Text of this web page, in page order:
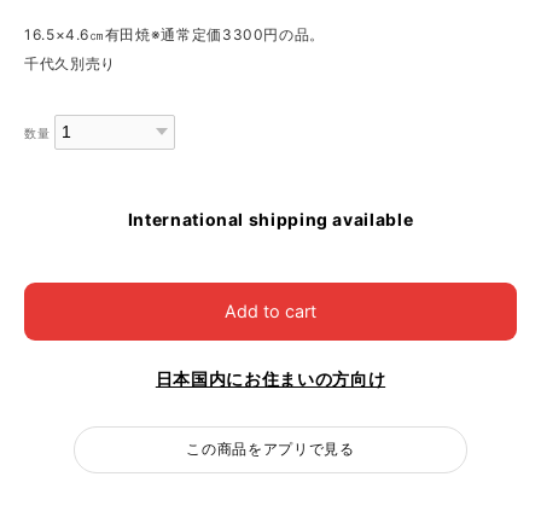
16.5×4.6㎝有田焼※通常定価3300円の品。
千代久別売り
数量
International shipping available
Add to cart
日本国内にお住まいの方向け
この商品をアプリで見る